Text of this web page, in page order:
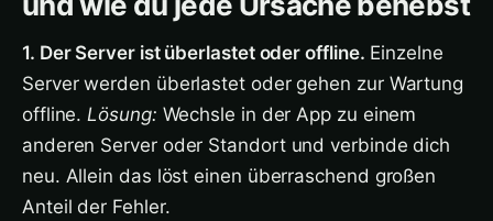
1. Der Server ist überlastet oder offline. Einzelne
Server werden überlastet oder gehen zur Wartung
offline.Lösung: Wechsle in der App zu einem
anderen Server oder Standort und verbinde dich
neu. Allein das löst einen überraschend großen
Anteil der Fehler.